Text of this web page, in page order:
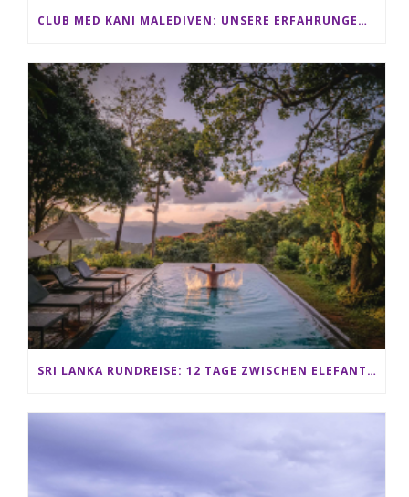
CLUB MED KANI MALEDIVEN: UNSERE ERFAHRUNGEN IM ALL-INCLUSIVE PARADIES
SRI LANKA RUNDREISE: 12 TAGE ZWISCHEN ELEFANTEN, TEEPLANTAGEN & STRAND ALS FAMILIE